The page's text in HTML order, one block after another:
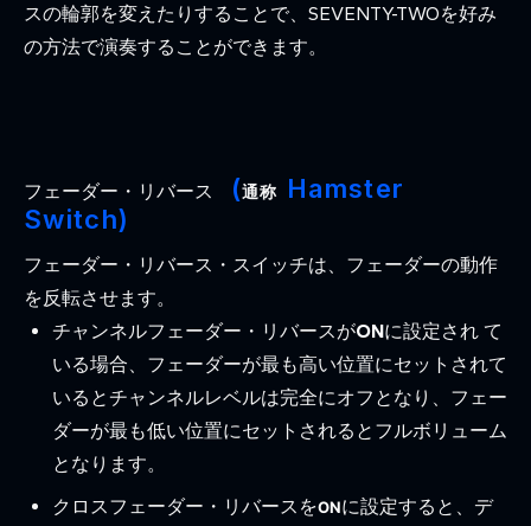
スの輪郭を変えたりすることで、SEVENTY-TWOを好み
の方法で演奏することができます。
フェーダー・リバース (通称
Hamster
Switch)
フェーダー・リバース・スイッチは、フェーダーの動作
を反転させます。
チャンネルフェーダー・リバースがONに設定され て
いる場合、フェーダーが最も高い位置にセットされて
いるとチャンネルレベルは完全にオフとなり、フェー
ダーが最も低い位置にセットされるとフルボリューム
となります。
クロスフェーダー・リバースをONに設定すると、デ